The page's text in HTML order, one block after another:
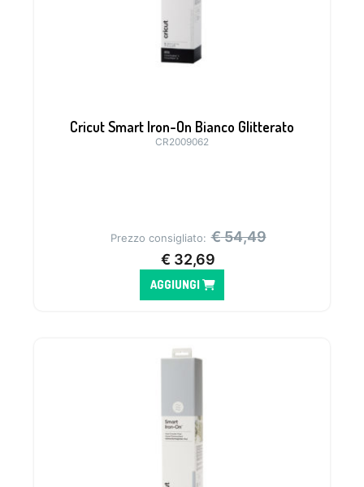
Cricut Smart Iron-On Bianco Glitterato
CR2009062
Prezzo consigliato: €54,49
€ 32,69
AGGIUNGI